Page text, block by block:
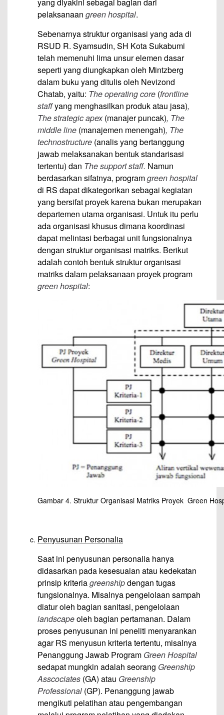
pelaksanaan green hospital.
Sebenarnya struktur organisasi yang ada di
RSUD R. Syamsudin, SH Kota Sukabumi
telah memenuhi lima unsur elemen dasar
seperti yang diungkapkan oleh Mintzberg
dalam buku yang ditulis oleh Nevizond
Chatab, yaitu: The operating core (frontline
staffyang menghasilkan produk atau jasa),
The strategic apex(manajer puncak), The
middle line (manajemen menengah), The
technostructure (analis yang bertanggung
jawab melaksanakan bentuk standarisasi
tertentu) dan The support staff. Namun
berdasarkan sifatnya, programgreen hospital
di RS dapat dikategorikan sebagai kegiatan
yang bersifat proyek karena bukan merupakan
departemen utama organisasi. Untuk itu perlu
ada organisasi khusus dimana koordinasi
dapat melintasi berbagai unit fungsionalnya
dengan struktur organisasi matriks. Berikut
adalah contoh bentuk struktur organisasi
matriks dalam pelaksanaan proyek program
green hospital:
Gambar 4. Struktur Organisasi Matriks Proyek Green
Penyusunan Personalia
Saat ini penyusunan personalia hanya
didasarkan pada kesesuaian atau kedekatan
prinsip kriteriagreenshipdengan tugas
fungsionalnya. Misalnya pengelolaan sampah
diatur oleh bagian sanitasi, pengelolaan
landscapeoleh bagian pertamanan. Dalam
proses penyusunan ini peneliti menyarankan
agar RS menyusun kriteria tertentu, misalnya
Penanggung Jawab Program Green Hospital
sedapat mungkin adalah seorang Greenship
Asscociates (GA) atau Greenship
Professional (GP). Penanggung jawab
mengikuti pelatihan atau pengembangan